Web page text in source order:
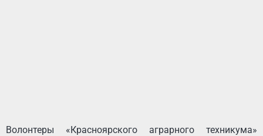
Волонтеры «Красноярского аграрного техникума»